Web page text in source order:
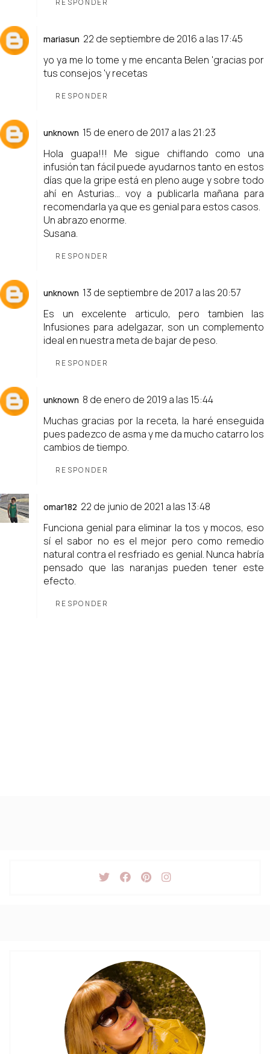
RESPONDER
mariasun 22 de septiembre de 2016 a las 17:45
yo ya me lo tome y me encanta Belen 'gracias por
tus consejos 'y recetas
RESPONDER
unknown 15 de enero de 2017 a las 21:23
Hola guapa!!! Me sigue chiflando como una
infusión tan fácil puede ayudarnos tanto en estos
días que la gripe está en pleno auge y sobre todo
ahí en Asturias... voy a publicarla mañana para
recomendarla ya que es genial para estos casos.
Un abrazo enorme.
Susana.
RESPONDER
unknown 13 de septiembre de 2017 a las 20:57
Es un excelente articulo, pero tambien las
Infusiones para adelgazar, son un complemento
ideal en nuestra meta de bajar de peso.
RESPONDER
unknown 8 de enero de 2019 a las 15:44
Muchas gracias por la receta, la haré enseguida
pues padezco de asma y me da mucho catarro los
cambios de tiempo.
RESPONDER
omar182 22 de junio de 2021 a las 13:48
Funciona genial para eliminar la tos y mocos, eso
sí el sabor no es el mejor pero como remedio
natural contra el resfriado es genial. Nunca habría
pensado que las naranjas pueden tener este
efecto.
RESPONDER